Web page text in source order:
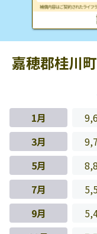
嘉穂郡桂川
1月
3月
5月
7月
9月